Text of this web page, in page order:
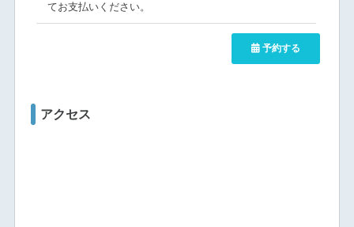
てお支払いください。
予約する
アクセス